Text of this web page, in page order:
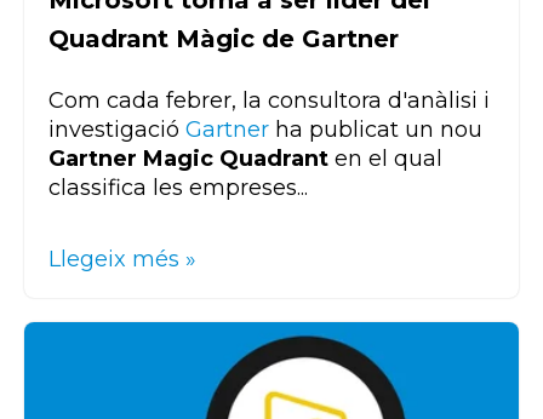
Quadrant Màgic de Gartner
Com cada febrer, la consultora d'anàlisi i
investigació Gartner ha publicat un nou
Gartner Magic Quadrant en el qual
classifica les empreses...
Llegeix més »